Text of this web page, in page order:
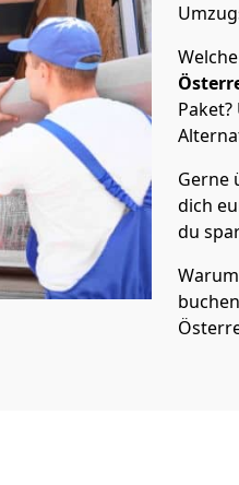
Gerne
dich
du